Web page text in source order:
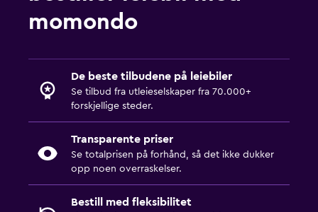
momondo
De beste tilbudene på leiebiler
Se tilbud fra utleieselskaper fra 70.000+
forskjellige steder.
Transparente priser
Se totalprisen på forhånd, så det ikke dukker
opp noen overraskelser.
Bestill med fleksibilitet